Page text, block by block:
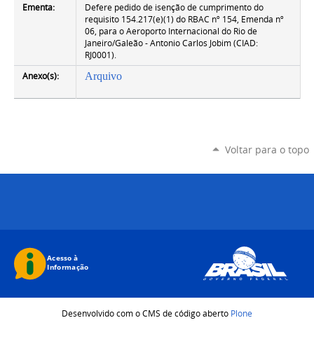
Ementa:
Defere pedido de isenção de cumprimento do
requisito 154.217(e)(1) do RBAC nº 154, Emenda nº
06, para o Aeroporto Internacional do Rio de
Janeiro/Galeão - Antonio Carlos Jobim (CIAD:
RJ0001).
Anexo(s):
Arquivo
Voltar para o topo
Desenvolvido com o CMS de código aberto Plone